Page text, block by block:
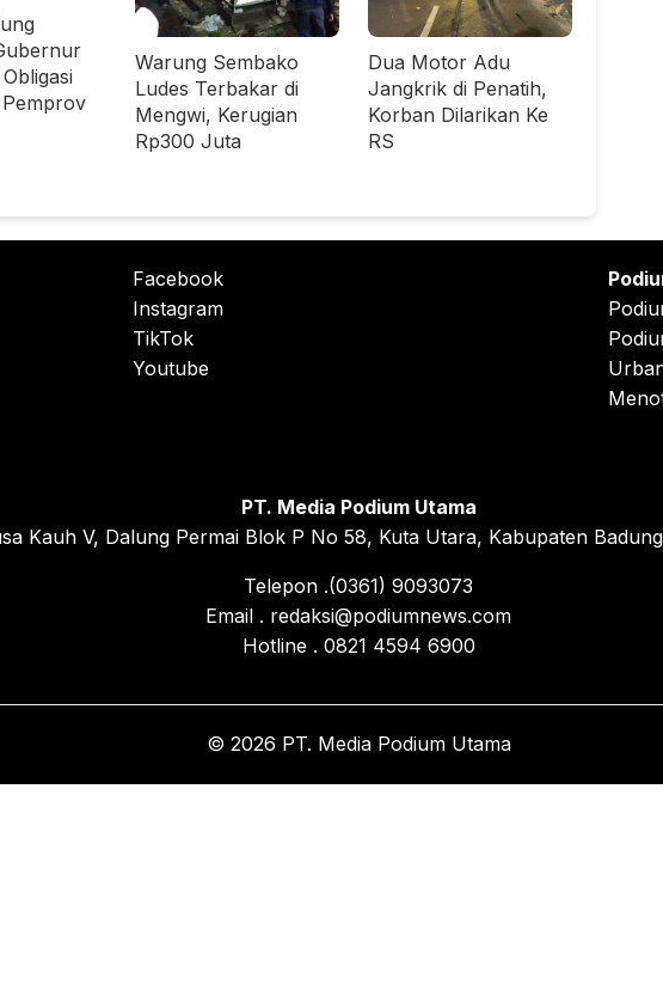
Warung Sembako
Ludes Terbakar di
Mengwi, Kerugian
Rp300 Juta
Dua Motor Adu
Jangkrik di Penatih,
Korban Dilarikan Ke
RS
Facebook
Instagram
TikTok
Youtube
PT. Media Podium Utama
Kauh V, Dalung Permai Blok P No 58, Kuta Utara, Kabupaten
Telepon .(0361) 9093073
Email . redaksi@podiumnews.com
Hotline . 0821 4594 6900
© 2026 PT. Media Podium Utama